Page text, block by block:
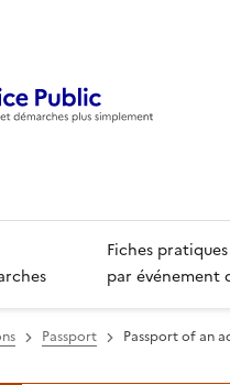
Fiches pratiques
par événement
Passport Passport of an